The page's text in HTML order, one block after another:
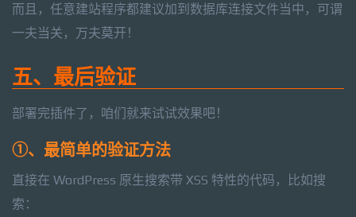
而且，任意建站程序都建议加到数据库连接文件当中，可谓
一夫当关，万夫莫开！
五、最后验证
部署完插件了，咱们就来试试效果吧！
①、最简单的验证方法
直接在 WordPress 原生搜索带 XSS 特性的代码，比如搜
索：